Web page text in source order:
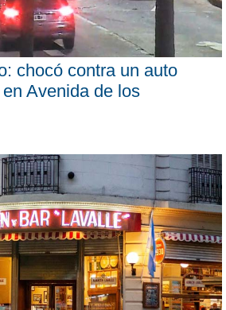
chocó contra un auto
Avenida de los